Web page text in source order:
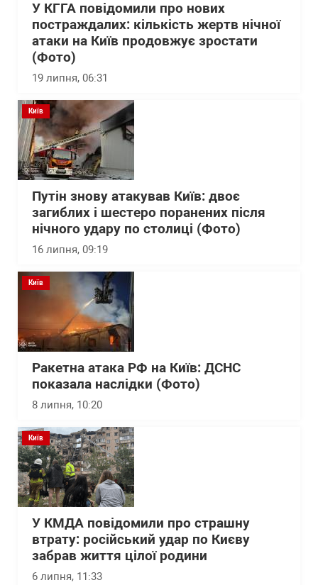
У КГГА повідомили про нових
постраждалих: кількість жертв нічної
атаки на Київ продовжує зростати
(Фото)
19 липня, 06:31
Київ
Путін знову атакував Київ: двоє
загиблих і шестеро поранених після
нічного удару по столиці (Фото)
16 липня, 09:19
Київ
Ракетна атака РФ на Київ: ДСНС
показала наслідки (Фото)
8 липня, 10:20
Київ
У КМДА повідомили про страшну
втрату: російський удар по Києву
забрав життя цілої родини
6 липня, 11:33